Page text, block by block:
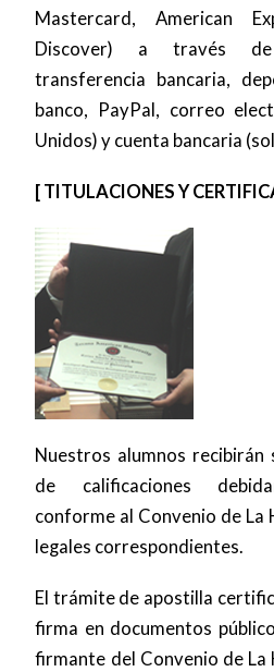
Mastercard, American
Discover) a través
transferencia bancaria,
banco, PayPal, correo
Unidos) y cuenta bancaria
[ TITULACIONES Y
Nuestros alumnos
de calificaciones
conforme al Convenio de La
legales correspondientes.
El trámite de apostilla
firma en documentos
firmante del Convenio de